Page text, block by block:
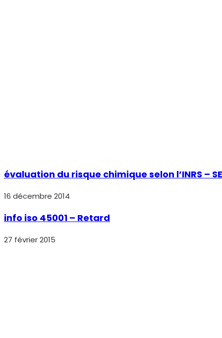
évaluation du risque chimique selon l’INRS –
16 décembre 2014
info iso 45001 – Retard
27 février 2015